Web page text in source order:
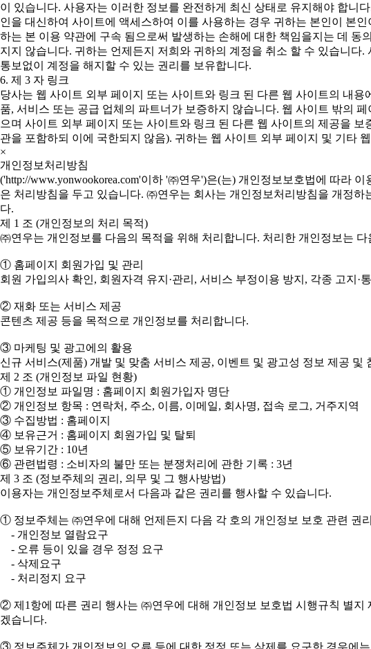
이 있습니다. 사용자는 이러한 정보를 완전하게 최신 상태로 유지해야 합니
인을 대신하여 사이트에 액세스하여 이를 사용하는 경우 귀하는 본인이 본
하는 본 이용 약관에 구속 됨으로써 발생하는 손해에 대한 책임을지는 데
지지 않습니다. 귀하는 언제든지 저희와 귀하의 계정을 취소 할 수 있습니
통보없이 계정을 해지할 수 있는 권리를 보유합니다.
6. 제 3 자 링크
당사는 웹 사이트 외부 페이지 또는 사이트와 링크 된 다른 웹 사이트의 내
품, 서비스 또는 공급 업체의 파트너가 보증하지 않습니다. 웹 사이트 밖의
으며 사이트 외부 페이지 또는 사이트와 링크 된 다른 웹 사이트의 제공을
관을 포함하되 이에 국한되지 않음). 귀하는 웹 사이트 외부 페이지 및 기타
×
개인정보처리방침
('http://www.yonwookorea.com'이하 '㈜연우')은(는) 개인정보보호법에 따라
은 처리방침을 두고 있습니다. ㈜연우는 회사는 개인정보처리방침을 개정
다.
제 1 조 (개인정보의 처리 목적)
㈜연우는 개인정보를 다음의 목적을 위해 처리합니다. 처리한 개인정보는
① 홈페이지 회원가입 및 관리
회원 가입의사 확인, 회원자격 유지·관리, 서비스 부정이용 방지, 각종 고지
② 재화 또는 서비스 제공
콘텐츠 제공 등을 목적으로 개인정보를 처리합니다.
③ 마케팅 및 광고에의 활용
신규 서비스(제품) 개발 및 맞춤 서비스 제공, 이벤트 및 광고성 정보 제공
제 2 조 (개인정보 파일 현황)
① 개인정보 파일명 : 홈페이지 회원가입자 명단
② 개인정보 항목 : 연락처, 주소, 이름, 이메일, 회사명, 접속 로그, 거주지역
③ 수집방법 : 홈페이지
④ 보유근거 : 홈페이지 회원가입 및 탈퇴
⑤ 보유기간 : 10년
⑥ 관련법령 : 소비자의 불만 또는 분쟁처리에 관한 기록 : 3년
제 3 조 (정보주체의 권리, 의무 및 그 행사방법)
이용자는 개인정보주체로서 다음과 같은 권리를 행사할 수 있습니다.
① 정보주체는 ㈜연우에 대해 언제든지 다음 각 호의 개인정보 보호 관련 권
- 개인정보 열람요구
- 오류 등이 있을 경우 정정 요구
- 삭제요구
- 처리정지 요구
② 제1항에 따른 권리 행사는 ㈜연우에 대해 개인정보 보호법 시행규칙 별
겠습니다.
③ 정보주체가 개인정보의 오류 등에 대한 정정 또는 삭제를 요구한 경우에